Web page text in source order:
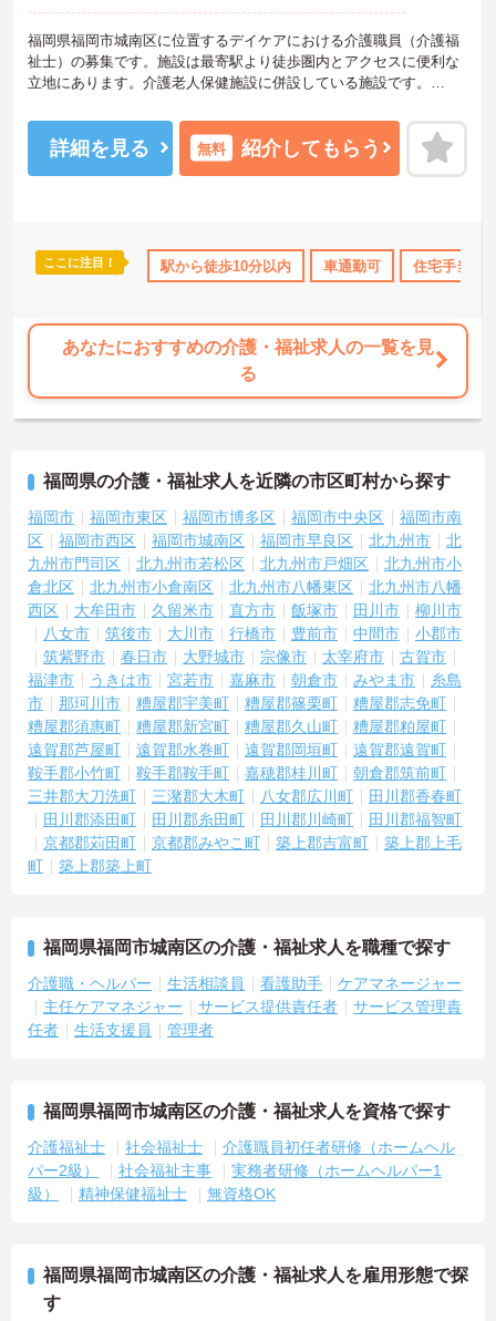
無資格OK 産休･育休･介護休暇取得実績あり 社会保険完備
福岡県福岡市城南区に位置するデイケアにおける介護職員（介護福
祉士）の募集です。施設は最寄駅より徒歩圏内とアクセスに便利な
立地にあります。介護老人保健施設に併設している施設です。
境です。賞与は計4.0ヶ月分の支給実績があり、頑張りがきちんと評
価される職場です。
ご興味のある方には、面接対策ポイントなど、さらに詳細をご案内
詳細を見る 無料 紹介してもらう
ここに注目！ 駅から徒歩10分以内 車通勤可 住宅手当・
あなたにおすすめの介護・福祉求人の一覧を見
る
福岡県の介護・福祉求人を近隣の市区町村から探す
福岡市 福岡市東区 福岡市博多区 福岡市中央区
福岡市南
区
福岡市西区 福岡市城南区 福岡市早良区 北九州市
北
九州市門司区
北九州市若松区 北九州市戸畑区
北九州市小
倉北区
北九州市小倉南区 北九州市八幡東区
北九州市八幡
西区
大牟田市 久留米市 直方市 飯塚市 田川市
柳川市
八女市
筑後市 大川市 行橋市 豊前市 中間市
小郡市
筑紫野市
春日市 大野城市 宗像市 太宰府市
古賀市
福津市
うきは市 宮若市 嘉麻市 朝倉市 みやま市
糸島
市
那珂川市 糟屋郡宇美町 糟屋郡篠栗町
糟屋郡志免町
糟屋郡須惠町
糟屋郡新宮町 糟屋郡久山町
糟屋郡粕屋町
遠賀郡芦屋町
遠賀郡水巻町 遠賀郡岡垣町
遠賀郡遠賀町
鞍手郡小竹町
鞍手郡鞍手町 嘉穂郡桂川町
朝倉郡筑前町
三井郡大刀洗町
三潴郡大木町 八女郡広川町
田川郡香春町
田川郡添田町
田川郡糸田町 田川郡川崎町
田川郡福智町
京都郡苅田町
京都郡みやこ町 築上郡吉富町
築上郡上毛
町
築上郡築上町
福岡県福岡市城南区の介護・福祉求人を職種で探す
介護職・ヘルパー 生活相談員 看護助手
ケアマネージャー
主任ケアマネジャー
サービス提供責任者
サービス管理責
任者
生活支援員 管理者
福岡県福岡市城南区の介護・福祉求人を資格で探す
介護福祉士 社会福祉士
介護職員初任者研修（ホームヘル
パー2級）
社会福祉主事
実務者研修（ホームヘルパー1
級）
精神保健福祉士 無資格OK
福岡県福岡市城南区の介護・福祉求人を雇用形態で探
す